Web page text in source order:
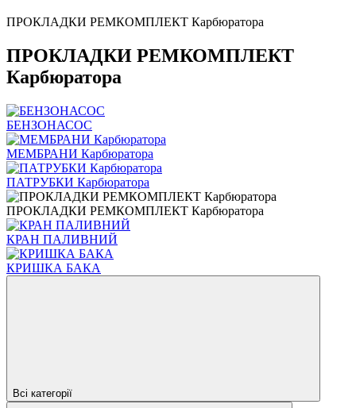
ПРОКЛАДКИ РЕМКОМПЛЕКТ Карбюратора
ПРОКЛАДКИ РЕМКОМПЛЕКТ
Карбюратора
БЕНЗОНАСОС
МЕМБРАНИ Карбюратора
ПАТРУБКИ Карбюратора
ПРОКЛАДКИ РЕМКОМПЛЕКТ Карбюратора
КРАН ПАЛИВНИЙ
КРИШКА БАКА
Всі категорії